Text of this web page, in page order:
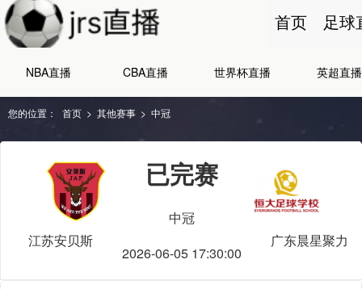
首页 足球
NBA直播 CBA直播 世界杯直播 英超直播
您的位置： 首页 > 其他赛事 > 中冠
江苏安贝斯
已完赛
中冠
2026-06-05 17:30:00
广东晨星聚力